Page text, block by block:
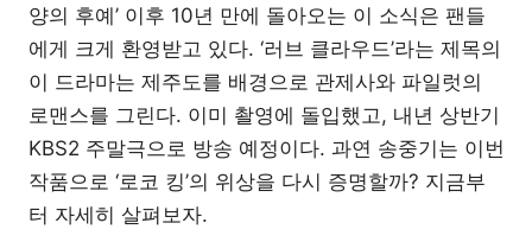
양의 후예’ 이후 10년 만에 돌아오는 이 소식은 팬들
에게 크게 환영받고 있다. ‘러브 클라우드’라는 제목의
이 드라마는 제주도를 배경으로 관제사와 파일럿의
로맨스를 그린다. 이미 촬영에 돌입했고, 내년 상반기
KBS2 주말극으로 방송 예정이다. 과연 송중기는 이번
작품으로 ‘로코 킹’의 위상을 다시 증명할까? 지금부
터 자세히 살펴보자.